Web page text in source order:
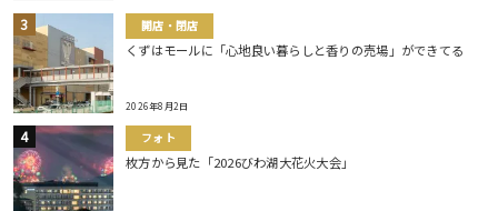
開店・閉店
くずはモールに「心地良い暮らしと香りの売場」ができてる
2026年8月2日
フォト
枚方から見た「2026びわ湖大花火大会」